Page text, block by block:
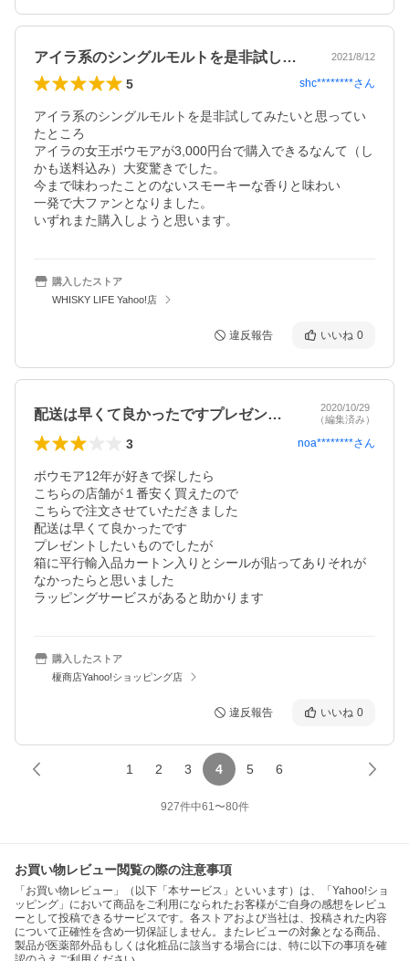
アイラ系のシングルモルトを是非試してみ… 2021/8/12
5 shc********さん
アイラ系のシングルモルトを是非試してみたいと思ってい
たところ
アイラの女王ボウモアが3,000円台で購入できるなんて（し
かも送料込み）大変驚きでした。
今まで味わったことのないスモーキーな香りと味わい
一発で大ファンとなりました。
いずれまた購入しようと思います。
購入したストア
WHISKY LIFE Yahoo!店
違反報告 いいね 0
配送は早くて良かったですプレゼントした…
2020/10/29
（編集済み）
3 noa********さん
ボウモア12年が好きで探したら
こちらの店舗が１番安く買えたので
こちらで注文させていただきました
配送は早くて良かったです
プレゼントしたいものでしたが
箱に平行輸入品カートン入りとシールが貼ってありそれが
なかったらと思いました
ラッピングサービスがあると助かります
購入したストア
榎商店Yahoo!ショッピング店
違反報告 いいね 0
1 2 3 4 5 6
927件中61〜80件
お買い物レビュー閲覧の際の注意事項
「お買い物レビュー」（以下「本サービス」といいます）は、「Yahoo!ショ
ッピング」において商品をご利用になられたお客様がご自身の感想をレビュ
ーとして投稿できるサービスです。各ストアおよび当社は、投稿された内容
について正確性を含め一切保証しません。またレビューの対象となる商品、
製品が医薬部外品もしくは化粧品に該当する場合には、特に以下の事項を確